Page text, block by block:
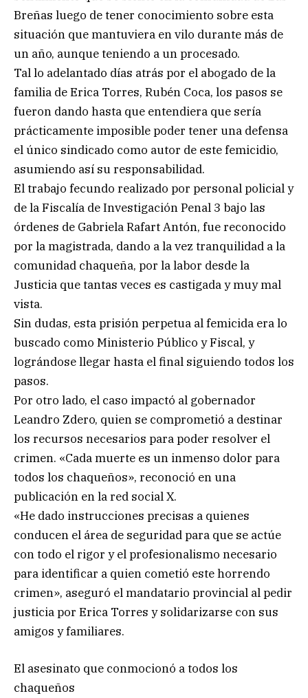
Breñas luego de tener conocimiento sobre esta
situación que mantuviera en vilo durante más de
un año, aunque teniendo a un procesado.
Tal lo adelantado días atrás por el abogado de la
familia de Erica Torres, Rubén Coca, los pasos se
fueron dando hasta que entendiera que sería
prácticamente imposible poder tener una defensa
el único sindicado como autor de este femicidio,
asumiendo así su responsabilidad.
El trabajo fecundo realizado por personal policial y
de la Fiscalía de Investigación Penal 3 bajo las
órdenes de Gabriela Rafart Antón, fue reconocido
por la magistrada, dando a la vez tranquilidad a la
comunidad chaqueña, por la labor desde la
Justicia que tantas veces es castigada y muy mal
vista.
Sin dudas, esta prisión perpetua al femicida era lo
buscado como Ministerio Público y Fiscal, y
lográndose llegar hasta el final siguiendo todos los
pasos.
Por otro lado, el caso impactó al gobernador
Leandro Zdero, quien se comprometió a destinar
los recursos necesarios para poder resolver el
crimen. «Cada muerte es un inmenso dolor para
todos los chaqueños», reconoció en una
publicación en la red social X.
«He dado instrucciones precisas a quienes
conducen el área de seguridad para que se actúe
con todo el rigor y el profesionalismo necesario
para identificar a quien cometió este horrendo
crimen», aseguró el mandatario provincial al pedir
justicia por Erica Torres y solidarizarse con sus
amigos y familiares.
El asesinato que conmocionó a todos los
chaqueños